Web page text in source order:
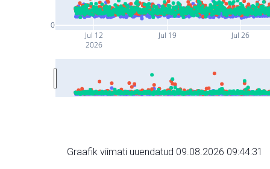
Jul 12
2026
Jul 19 Jul 26
0
Graafik viimati uuendatud 09.08.2026 09:44:31